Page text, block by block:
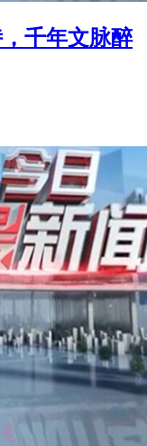
千年文脉醉